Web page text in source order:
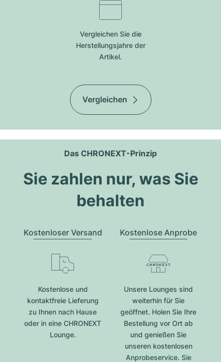
Vergleichen Sie die
Herstellungsjahre der
Artikel.
Vergleichen
Das CHRONEXT-Prinzip
Sie zahlen nur, was Sie
behalten
Kostenloser Versand
Kostenlose und
kontaktfreie Lieferung
zu Ihnen nach Hause
oder in eine CHRONEXT
Lounge.
Kostenlose Anprobe
Unsere Lounges sind
weiterhin für Sie
geöffnet. Holen Sie Ihre
Bestellung vor Ort ab
und genießen Sie
unseren kostenlosen
Anprobeservice. Sie